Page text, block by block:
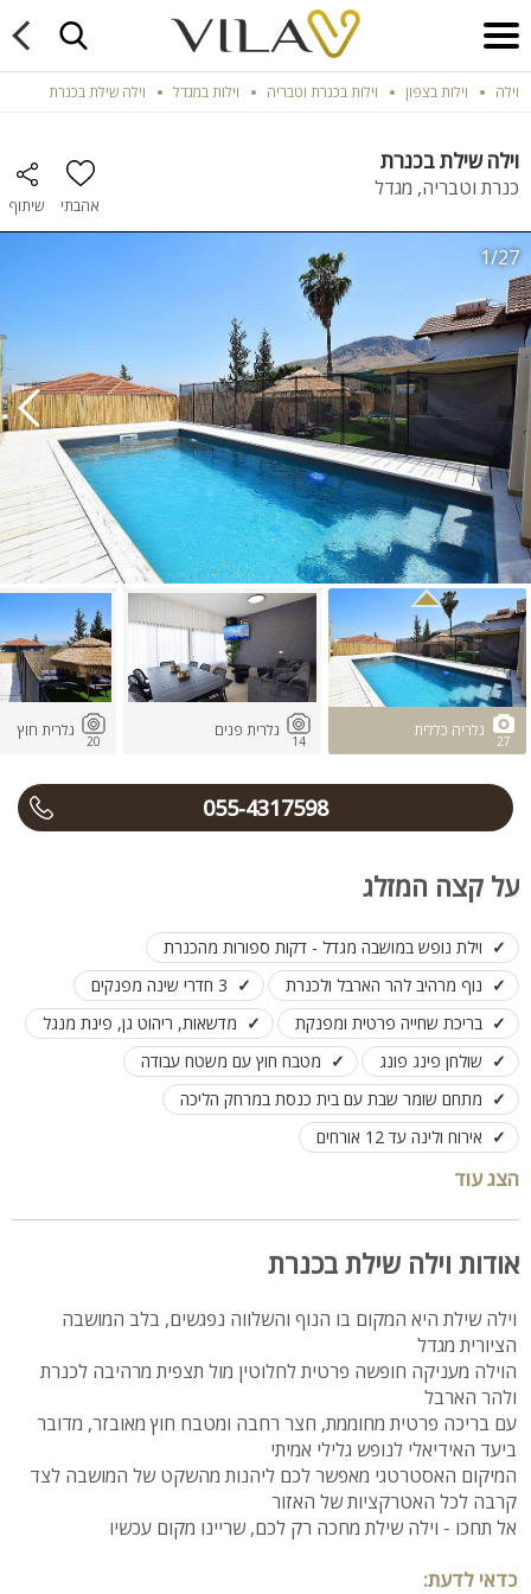
וילה וילות בצפון וילות בכנרת וטבריה וילות במגדל וילה שילת בכנרת
וילה שילת בכנרת
כנרת וטבריה, מגדל
אהבתי שיתוף
1/27
27
גלריה כללית
14
גלרית פנים
20
גלרית חוץ
055-4317598
על קצה המזלג
וילת נופש במושבה מגדל - דקות ספורות מהכנרת
נוף מרהיב להר הארבל ולכנרת
3 חדרי שינה מפנקים
בריכת שחייה פרטית ומפנקת
מדשאות, ריהוט גן, פינת מנגל
שולחן פינג פונג
מטבח חוץ עם משטח עבודה
מתחם שומר שבת עם בית כנסת במרחק הליכה
אירוח ולינה עד 12 אורחים
הצג עוד
אודות וילה שילת בכנרת
וילה שילת היא המקום בו הנוף והשלווה נפגשים, בלב המושבה
הציורית מגדל
הוילה מעניקה חופשה פרטית לחלוטין מול תצפית מרהיבה לכנרת
ולהר הארבל
עם בריכה פרטית מחוממת, חצר רחבה ומטבח חוץ מאובזר, מדובר
ביעד האידיאלי לנופש גלילי אמיתי
המיקום האסטרטגי מאפשר לכם ליהנות מהשקט של המושבה לצד
קרבה לכל האטרקציות של האזור
אל תחכו - וילה שילת מחכה רק לכם, שריינו מקום עכשיו
כדאי לדעת: